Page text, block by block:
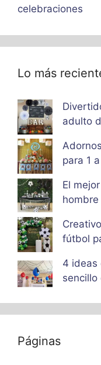
celebraciones
Lo más
adulto
para 1
El
fútbol
4 ideas
sencillo
Páginas